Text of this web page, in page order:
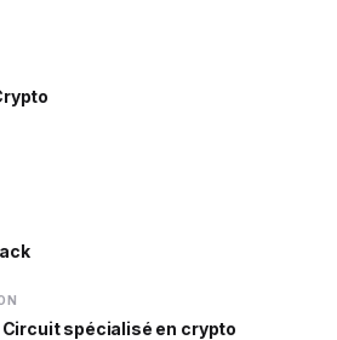
Circuit spécialisé en crypto